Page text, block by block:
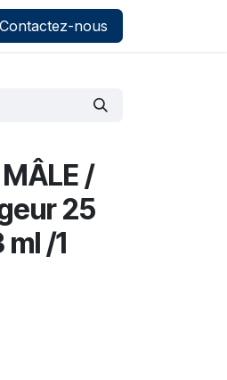
Contactez-nous
/
25
/1